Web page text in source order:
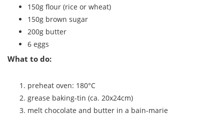
150g flour (rice or wheat)
150g brown sugar
200g butter
6 eggs
What to do:
preheat oven: 180°C
grease baking-tin (ca. 20x24cm)
melt chocolate and butter in a bain-marie